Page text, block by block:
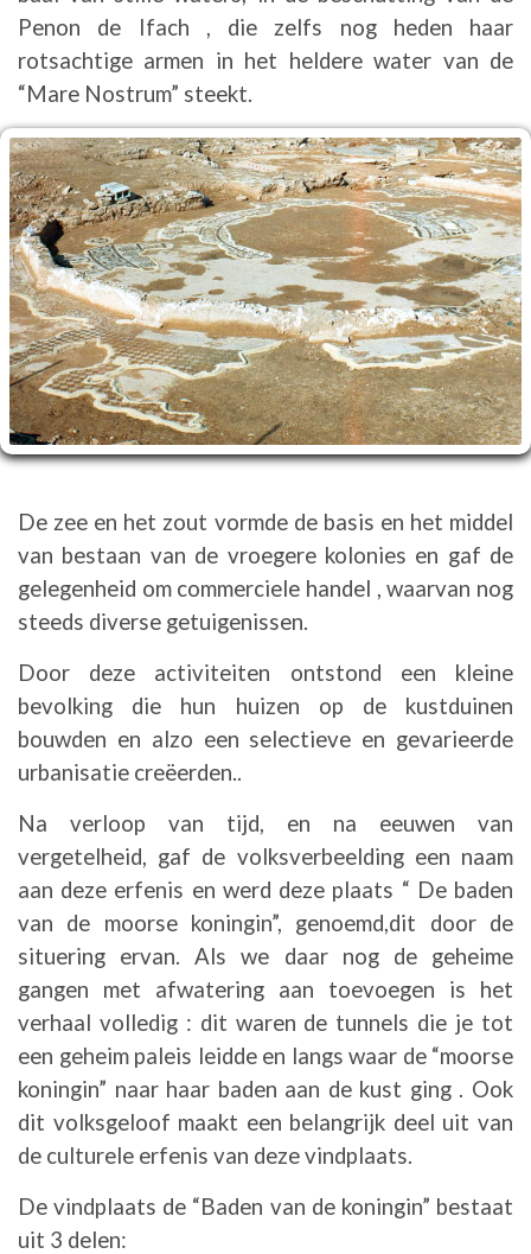
Penon de Ifach , die zelfs nog heden haar
rotsachtige armen in het heldere water van de
“Mare Nostrum” steekt.
De zee en het zout vormde de basis en het middel
van bestaan van de vroegere kolonies en gaf de
gelegenheid om commerciele handel , waarvan nog
steeds diverse getuigenissen.
Door deze activiteiten ontstond een kleine
bevolking die hun huizen op de kustduinen
bouwden en alzo een selectieve en gevarieerde
urbanisatie creëerden..
Na verloop van tijd, en na eeuwen van
vergetelheid, gaf de volksverbeelding een naam
aan deze erfenis en werd deze plaats “ De baden
van de moorse koningin”, genoemd,dit door de
situering ervan. Als we daar nog de geheime
gangen met afwatering aan toevoegen is het
verhaal volledig : dit waren de tunnels die je tot
een geheim paleis leidde en langs waar de “moorse
koningin” naar haar baden aan de kust ging . Ook
dit volksgeloof maakt een belangrijk deel uit van
de culturele erfenis van deze vindplaats.
De vindplaats de “Baden van de koningin” bestaat
uit 3 delen: